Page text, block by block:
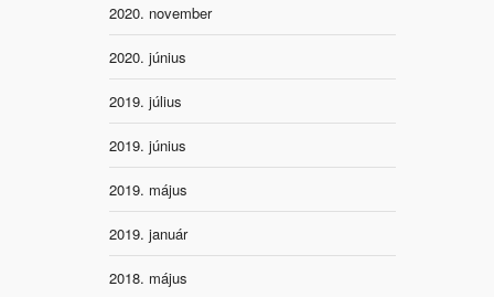
2020. november
2020. június
2019. július
2019. június
2019. május
2019. január
2018. május